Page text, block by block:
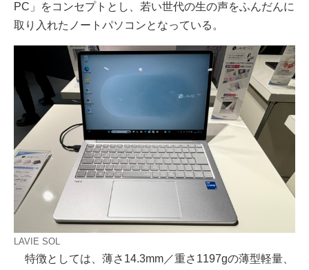
PC」をコンセプトとし、若い世代の生の声をふんだんに
取り入れたノートパソコンとなっている。
LAVIE SOL
特徴としては、薄さ14.3mm／重さ1197gの薄型軽量、